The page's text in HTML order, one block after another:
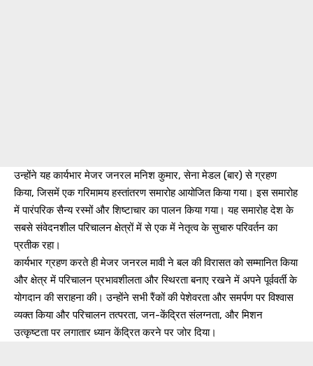
उन्होंने यह कार्यभार मेजर जनरल मनिश कुमार, सेना मेडल (बार) से ग्रहण
किया, जिसमें एक गरिमामय हस्तांतरण समारोह आयोजित किया गया। इस समारोह
में पारंपरिक सैन्य रस्मों और शिष्टाचार का पालन किया गया। यह समारोह देश के
सबसे संवेदनशील परिचालन क्षेत्रों में से एक में नेतृत्व के सुचारु परिवर्तन का
प्रतीक रहा।
कार्यभार ग्रहण करते ही मेजर जनरल मावी ने बल की विरासत को सम्मानित किया
और क्षेत्र में परिचालन प्रभावशीलता और स्थिरता बनाए रखने में अपने पूर्ववर्ती के
योगदान की सराहना की। उन्होंने सभी रैंकों की पेशेवरता और समर्पण पर विश्वास
व्यक्त किया और परिचालन तत्परता, जन-केंद्रित संलग्नता, और मिशन
उत्कृष्टता पर लगातार ध्यान केंद्रित करने पर जोर दिया।